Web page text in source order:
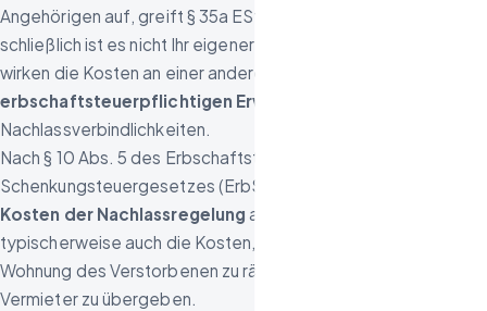
Angehörigen auf, greift § 35a EStG in der Regel nicht –
schließlich ist es nicht Ihr eigener Haushalt. Stattdessen
wirken die Kosten an einer anderen Stelle: Sie mindern den
erbschaftsteuerpflichtigen Erwerb
Nachlassverbindlichkeiten.
Nach § 10 Abs. 5 des Erbschaftsteuer- und
Schenkungsteuergesetzes (ErbStG) sind unter anderem die
Kosten der Nachlassregelung abziehbar. Dazu gehören
typischerweise auch die Kosten, die entstehen, um die
Wohnung des Verstorbenen zu räumen, aufzulösen und an den
Vermieter zu übergeben.